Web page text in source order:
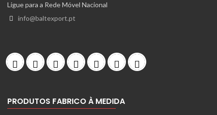
Ligue para a Rede Móvel Nacional
info@baltexport.pt
PRODUTOS FABRICO À MEDIDA